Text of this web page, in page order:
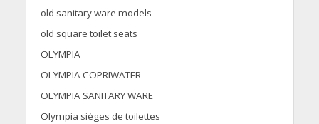
old sanitary ware models
old square toilet seats
OLYMPIA
OLYMPIA COPRIWATER
OLYMPIA SANITARY WARE
Olympia sièges de toilettes